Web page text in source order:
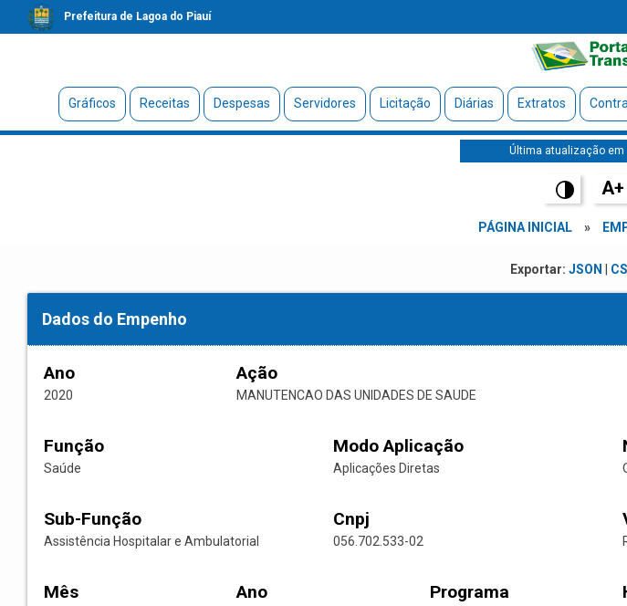
Prefeitura de Lagoa do Piauí
Gráficos Receitas Despesas Servidores Licitação Diárias Extratos
Última atualização
A+
PÁGINA INICIAL »
Exportar: JSON
Dados do Empenho
Ano
2020
Ação
MANUTENCAO DAS UNIDADES DE SAUDE
Função
Saúde
Modo Aplicação
Aplicações Diretas
Sub-Função
Assistência Hospitalar e Ambulatorial
Cnpj
056.702.533-02
Mês Ano Programa